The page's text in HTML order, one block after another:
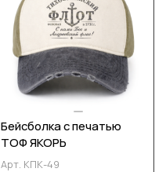
Бейсболка с печатью
ТОФ ЯКОРЬ
Арт. КПК-49